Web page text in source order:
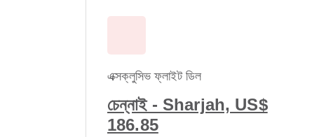
এক্সক্লুসিভ ফ্লাইট ডিল
চেন্নাই - Sharjah, US$
186.85